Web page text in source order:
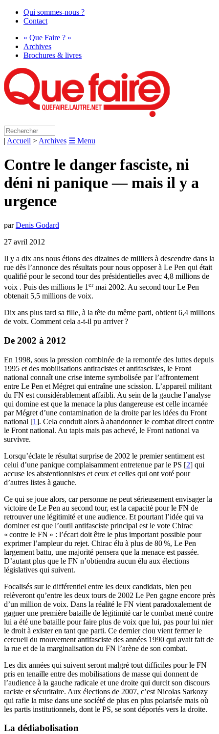
Qui sommes-nous ?
Contact
« Que Faire ? »
Archives
Brochures & livres
| Accueil > Archives ☰ Menu
Contre le danger fasciste, ni
déni ni panique — mais il y a
urgence
parDenis Godard
27 avril 2012
Il y a dix ans nous étions des dizaines de milliers à descendre dans la
rue dès l’annonce des résultats pour nous opposer à Le Pen qui était
qualifié pour le second tour des présidentielles avec 4,8 millions de
voix . Puis des millions le 1 ermai 2002. Au second tour Le Pen
obtenait 5,5 millions de voix.
Dix ans plus tard sa fille, à la tête du même parti, obtient 6,4 millions
de voix. Comment cela a-t-il pu arriver?
De 2002 à 2012
En 1998, sous la pression combinée de la remontée des luttes depuis
1995 et des mobilisations antiracistes et antifascistes, le Front
national connaît une crise interne symbolisée par l’affrontement
entre Le Pen et Mégret qui entraîne une scission. L’appareil militant
du FN est considérablement affaibli. Au sein de la gauche l’analyse
qui domine est que la menace la plus dangereuse est celle incarnée
par Mégret d’une contamination de la droite par les idées du Front
national [1]. Cela conduit alors à abandonner le combat direct contre
le Front national. Au tapis mais pas achevé, le Front national va
survivre.
Lorsqu’éclate le résultat surprise de 2002 le premier sentiment est
celui d’une panique complaisamment entretenue par le PS [2] qui
accuse les abstentionnistes et ceux et celles qui ont voté pour
d’autres listes à gauche.
Ce qui se joue alors, car personne ne peut sérieusement envisager la
victoire de Le Pen au second tour, est la capacité pour le FN de
retrouver une légitimité et une audience. Et pourtant l’idée qui va
dominer est que l’outil antifasciste principal est le vote Chirac
« contre le FN » : l’écart doit être le plus important possible pour
exprimer l’ampleur du rejet. Chirac élu à plus de 80%, Le Pen
largement battu, une majorité pensera que la menace est passée.
D’autant plus que le FN n’obtiendra aucun élu aux élections
législatives qui suivent.
Focalisés sur le différentiel entre les deux candidats, bien peu
relèveront qu’entre les deux tours de 2002 Le Pen gagne encore près
d’un million de voix. Dans la réalité le FN vient paradoxalement de
gagner une première bataille de légitimité car le combat mené contre
lui a été une bataille pour faire plus de voix que lui, pas pour lui nier
le droit à exister en tant que parti. Ce dernier clou vient fermer le
cercueil du mouvement antifasciste des années 1990 qui avait fait de
la rue et de la marginalisation du FN l’arène de son combat.
Les dix années qui suivent seront malgré tout difficiles pour le FN
pris en tenaille entre des mobilisations de masse qui donnent de
l’audience à la gauche radicale et une droite qui durcit son discours
raciste et sécuritaire. Aux élections de 2007, c’est Nicolas Sarkozy
qui rafle la mise dans une société de plus en plus polarisée mais où
les partis institutionnels, dont le PS, se sont déportés vers la droite.
La dédiabolisation